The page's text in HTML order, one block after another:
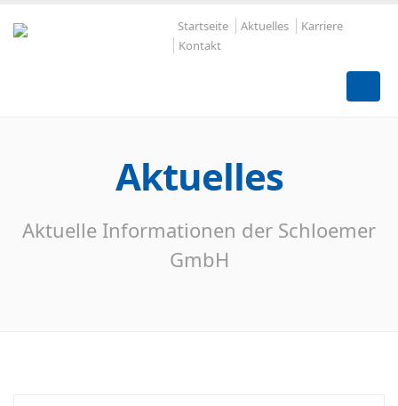
Startseite Aktuelles
Karriere
Kontakt
Aktuelles
Aktuelle Informationen der Schloemer
GmbH